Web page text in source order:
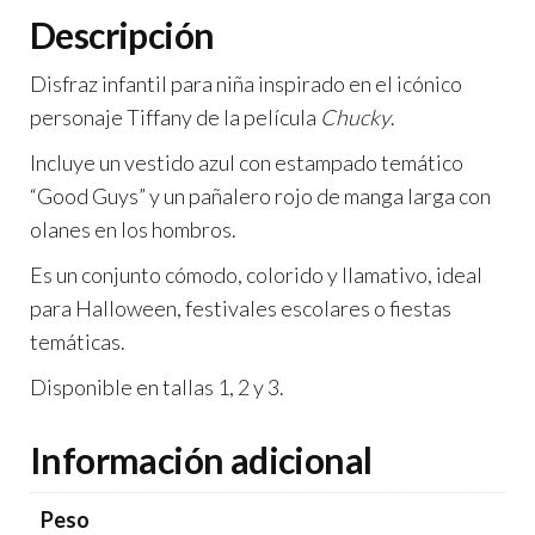
k
p
p
Descripción
Disfraz infantil para niña inspirado en el icónico
personaje Tiffany de la película Chucky.
Incluye un vestido azul con estampado temático
“Good Guys” y un pañalero rojo de manga larga con
olanes en los hombros.
Es un conjunto cómodo, colorido y llamativo, ideal
para Halloween, festivales escolares o fiestas
temáticas.
Disponible en tallas 1, 2 y 3.
Información adicional
Peso